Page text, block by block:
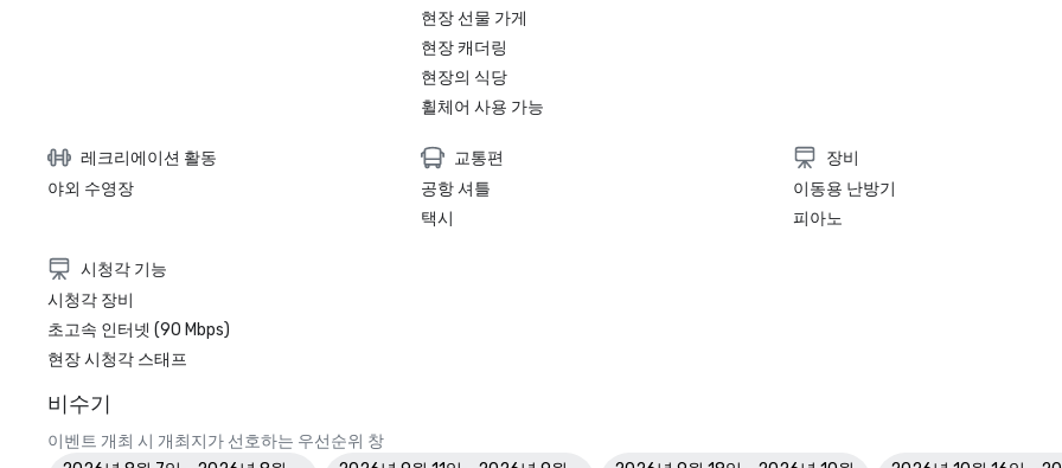
현장 선물 가게
현장 캐더링
현장의 식당
휠체어 사용 가능
레크리에이션 활동
야외 수영장
교통편
공항 셔틀
택시
장비
이동용 난방기
피아노
시청각 기능
시청각 장비
초고속 인터넷 (90 Mbps)
현장 시청각 스태프
비수기
이벤트 개최 시 개최지가 선호하는 우선순위 창